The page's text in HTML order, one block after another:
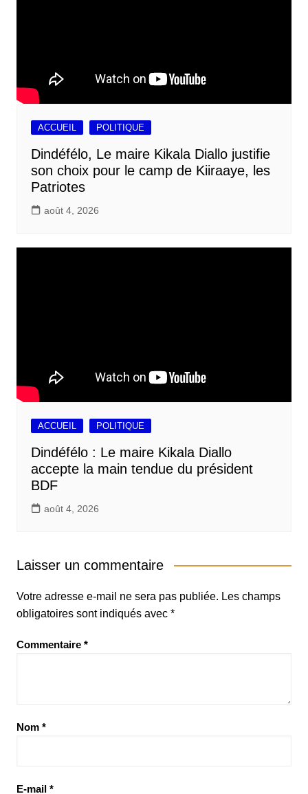
ACCUEIL POLITIQUE
Dindéfélo, Le maire Kikala Diallo justifie
son choix pour le camp de Kiiraaye, les
Patriotes
août 4, 2026
ACCUEIL POLITIQUE
Dindéfélo : Le maire Kikala Diallo
accepte la main tendue du président
BDF
août 4, 2026
Laisser un commentaire
Votre adresse e-mail ne sera pas publiée. Les champs
obligatoires sont indiqués avec *
Commentaire *
Nom *
E-mail *